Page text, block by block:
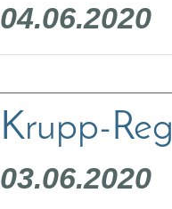
04.06.2020
Krupp-
03.06.2020